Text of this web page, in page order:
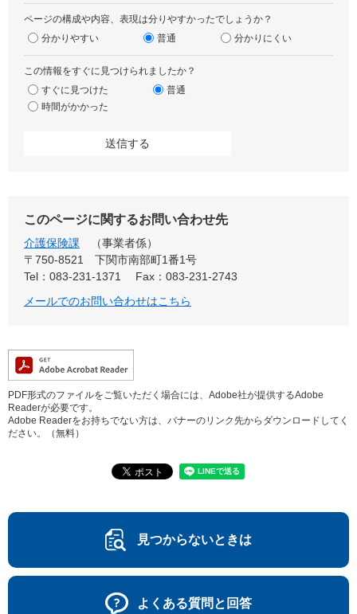
ページの構成や内容、表現は分りやすかったでしょうか？
分かりやすい
普通 分かりにくい
この情報をすぐに見つけられましたか？
すぐに見つけた
普通
時間がかかった
このページに関するお問い合わせ先
介護保険課
事業者係
〒750-8521
下関市南部町1番1号
Tel：083-231-1371
Fax：083-231-2743
メールでのお問い合わせはこちら
PDF形式のファイルをご覧いただく場合には、Adobe社が提供するAdobe
Readerが必要です。
Adobe Readerをお持ちでない方は、バナーのリンク先からダウンロードしてく
ださい。（無料）
見つからないときは
よくある質問と回答